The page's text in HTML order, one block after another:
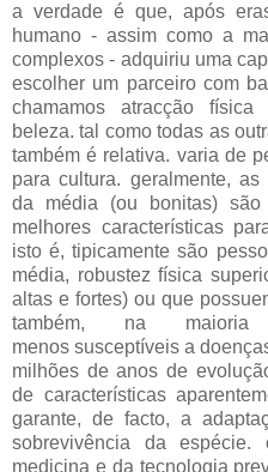
a verdade é que, após
humano - assim como a
complexos - adquiriu uma
escolher um parceiro com
chamamos atracção
beleza. tal como todas as
também é relativa. varia de
para cultura. geralmente,
da média (ou bonitas)
melhores características
isto é, tipicamente são
média, robustez física
altas e fortes) ou que
também, na
menos susceptíveis a
milhões de anos de
de características
garante, de facto, a
sobrevivência da
medicina e da tecnologia